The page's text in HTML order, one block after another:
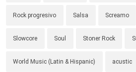
Rock progresivo Salsa Screamo
Slowcore Soul Stoner Rock
World Music (Latin & Hispanic) acustic